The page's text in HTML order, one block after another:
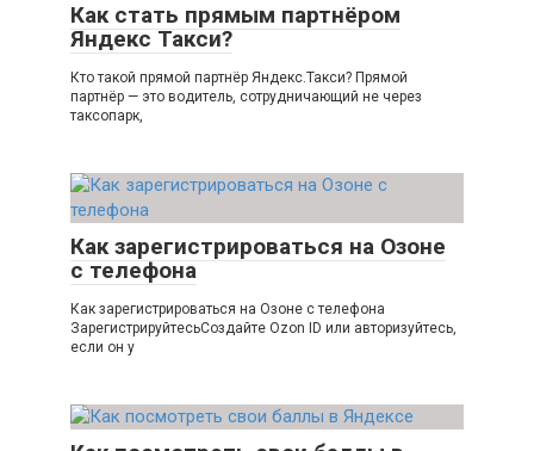
Как стать прямым партнёром
Яндекс Такси?
Кто такой прямой партнёр Яндекс.Такси? Прямой
партнёр — это водитель, сотрудничающий не через
таксопарк,
Как зарегистрироваться на Озоне
с телефона
Как зарегистрироваться на Озоне с телефона
ЗарегистрируйтесьСоздайте Ozon ID или авторизуйтесь,
если он у